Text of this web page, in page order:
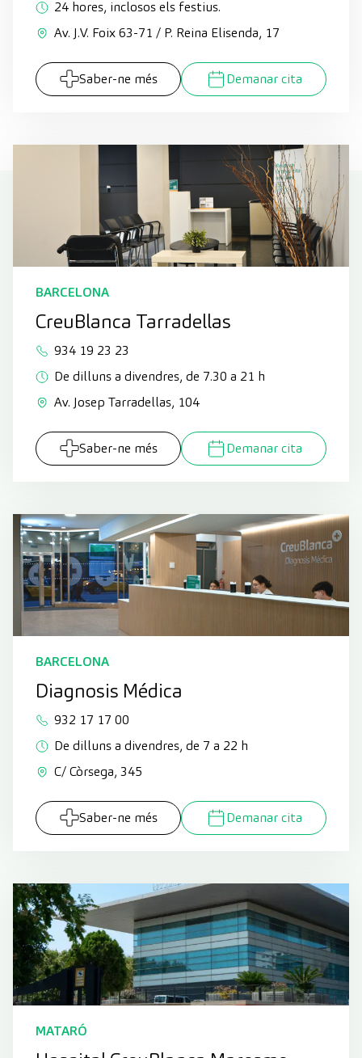
24 hores, inclosos els festius.
Av. J.V. Foix 63-71 / P. Reina Elisenda, 17
Saber-ne més Demanar cita
BARCELONA
CreuBlanca Tarradellas
934 19 23 23
De dilluns a divendres, de 7.30 a 21 h
Av. Josep Tarradellas, 104
Saber-ne més Demanar cita
BARCELONA
Diagnosis Médica
932 17 17 00
De dilluns a divendres, de 7 a 22 h
C/ Còrsega, 345
Saber-ne més Demanar cita
MATARÓ